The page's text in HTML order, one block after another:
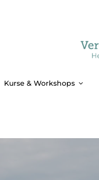
Kurse & Workshops